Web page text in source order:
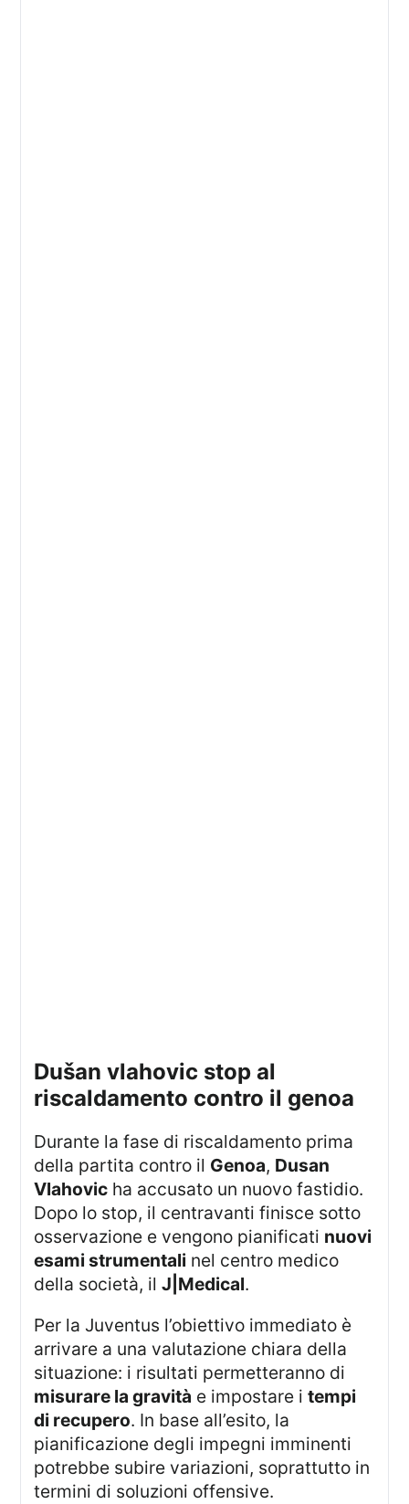
dušan vlahovic stop al
riscaldamento contro il genoa
Durante la fase di riscaldamento prima
della partita contro il Genoa, Dusan
Vlahovic ha accusato un nuovo fastidio.
Dopo lo stop, il centravanti finisce sotto
osservazione e vengono pianificati nuovi
esami strumentali nel centro medico
della società, ilJ|Medical.
Per la Juventus l’obiettivo immediato è
arrivare a una valutazione chiara della
situazione: i risultati permetteranno di
misurare la gravità e impostare itempi
di recupero. In base all’esito, la
pianificazione degli impegni imminenti
potrebbe subire variazioni, soprattutto in
termini di soluzioni offensive.